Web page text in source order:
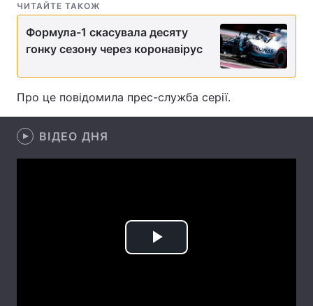
Економіка Світ
Спорт Наука
Техно і зв'язок Лайт
Здоров'я
ЧИТАЙТЕ ТАКОЖ
Формула-1 скасувала десяту
гонку сезону через коронавірус
Про це повідомила прес-служба серії.
ВІДЕО ДНЯ
Play